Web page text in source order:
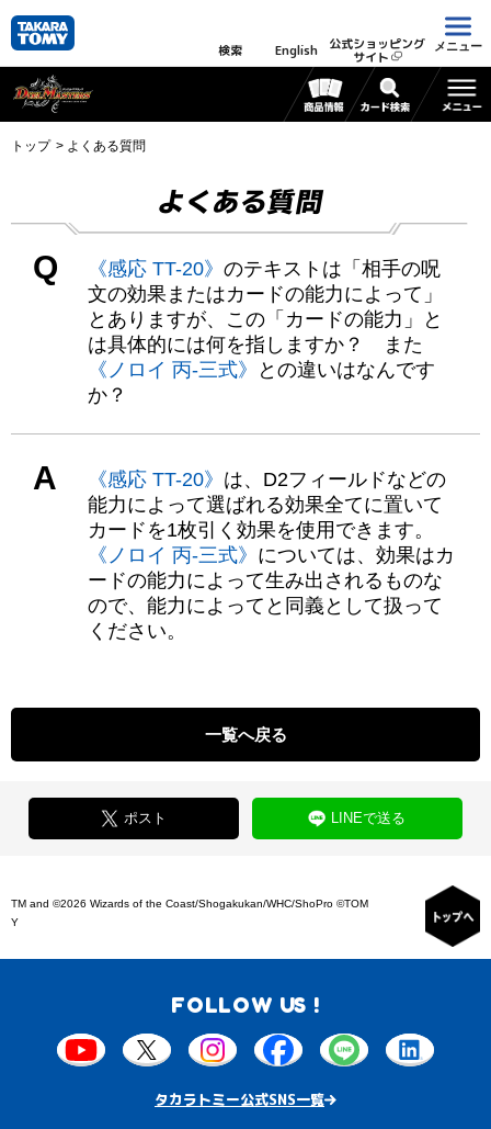
検索 English 公式ショッピング
サイト
メニュー
トップ よくある質問
よくある質問
Q 《感応 TT-20》 のテキストは「相手の呪
文の効果またはカードの能力によって」
とありますが、この「カードの能力」と
は具体的には何を指しますか？ また
《ノロイ 丙-三式》
との違いはなんです
か？
A 《感応 TT-20》 は、D2フィールドなどの
能力によって選ばれる効果全てに置いて
カードを1枚引く効果を使用できます。
《ノロイ 丙-三式》 については、効果はカ
ードの能力によって生み出されるものな
ので、能力によってと同義として扱って
ください。
一覧へ戻る
ポスト LINEで送る
TM and ©2026 Wizards of the Coast/Shogakukan/WHC/ShoPro ©TOM
Y
FOLLOW US !
タカラトミー公式SNS一覧